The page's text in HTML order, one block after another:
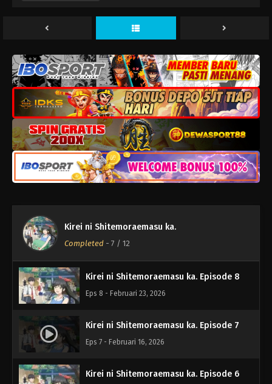
Kirei ni Shitemoraemasu ka.
Completed - 7 / 12
Kirei ni Shitemoraemasu ka. Episode 12
Eps 12 - Maret 23, 2026
Kirei ni Shitemoraemasu ka. Episode 11
Eps 11 - Maret 16, 2026
Kirei ni Shitemoraemasu ka. Episode 10
Kirei ni Shitemoraemasu ka. Episode 9
Eps 9 - Maret 2, 2026
Kirei ni Shitemoraemasu ka. Episode 8
Eps 8 - Februari 23, 2026
Kirei ni Shitemoraemasu ka. Episode 7
Eps 7 - Februari 16, 2026
Kirei ni Shitemoraemasu ka. Episode 6